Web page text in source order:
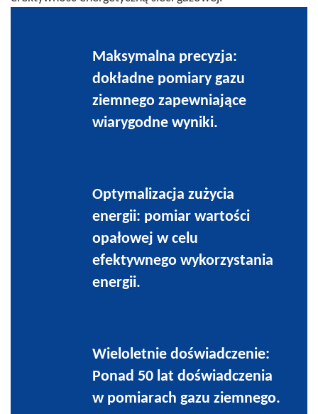
Maksymalna precyzja:
dokładne pomiary gazu
ziemnego zapewniające
wiarygodne wyniki.
Optymalizacja zużycia
energii: pomiar wartości
opałowej w celu
efektywnego wykorzystania
energii.
Wieloletnie doświadczenie:
Ponad 50 lat doświadczenia
w pomiarach gazu ziemnego.